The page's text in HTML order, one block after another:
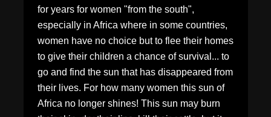
for years for women "from the south",
especially in Africa where in some countries,
women have no choice but to flee their homes
to give their children a chance of survival... to
go and find the sun that has disappeared from
their lives. For how many women this sun of
Africa no longer shines! This sun may burn